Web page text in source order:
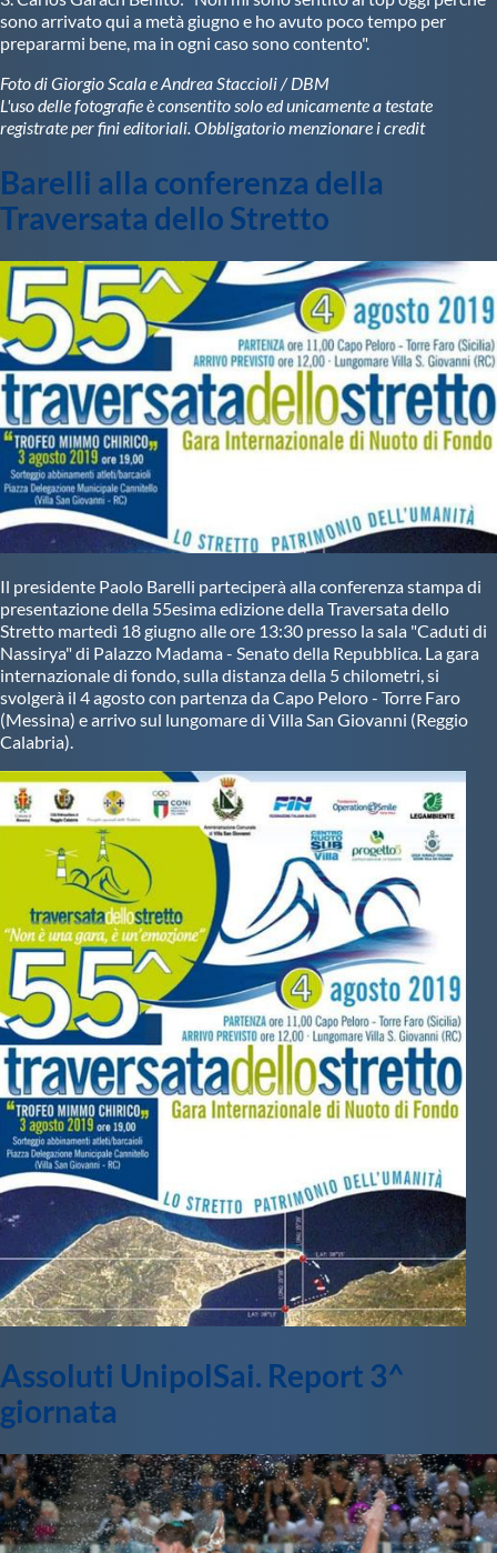
sono arrivato qui a metà giugno e ho avuto poco tempo per
prepararmi bene, ma in ogni caso sono contento".
Foto di Giorgio Scala e Andrea Staccioli / DBM
L'uso delle fotografie è consentito solo ed unicamente a testate
registrate per fini editoriali. Obbligatorio menzionare i credit
Barelli alla conferenza della
Traversata dello Stretto
Il presidente Paolo Barelli parteciperà alla conferenza stampa di
presentazione della 55esima edizione della Traversata dello
Stretto martedì 18 giugno alle ore 13:30 presso la sala "Caduti di
Nassirya" di Palazzo Madama - Senato della Repubblica. La gara
internazionale di fondo, sulla distanza della 5 chilometri, si
svolgerà il 4 agosto con partenza da Capo Peloro - Torre Faro
(Messina) e arrivo sul lungomare di Villa San Giovanni (Reggio
Calabria).
Assoluti UnipolSai. Report 3^
giornata